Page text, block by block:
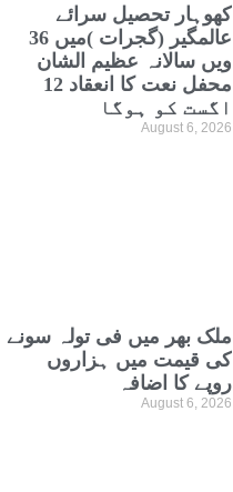
کھوہار تحصیل سرائے
عالمگیر (گجرات )میں 36
ویں سالانہ عظیم الشان
محفل نعت کا انعقاد 12
اگست کو ہوگا
August 6, 2026
ملک بھر میں فی تولہ سونے
کی قیمت میں ہزاروں
روپے کا اضافہ
August 6, 2026